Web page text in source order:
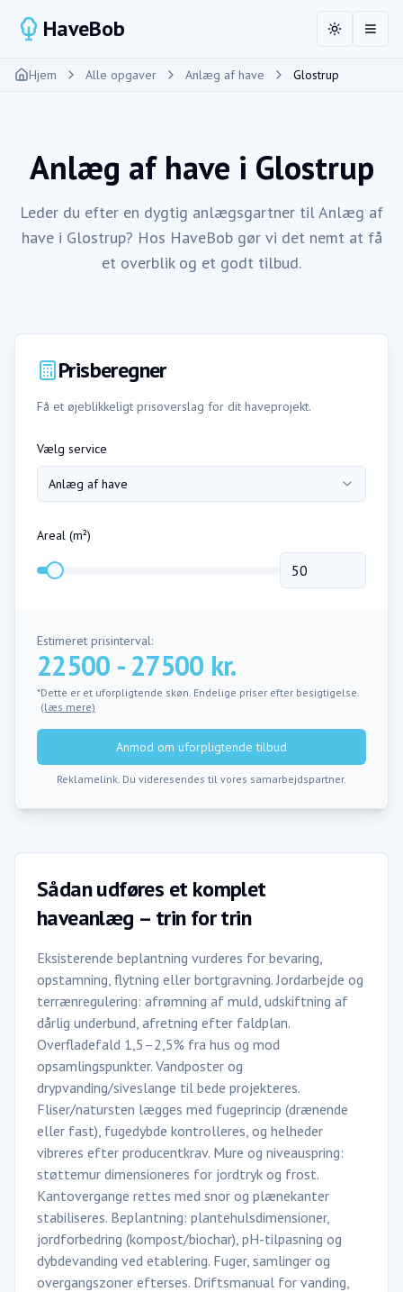
HaveBob ToggleÅbn
Hjem Alle opgaver Anlæg af have Glostrup
Anlæg af have i Glostrup
Leder du efter en dygtig anlægsgartner til Anlæg af
have i Glostrup? Hos HaveBob gør vi det nemt at få
et overblik og et godt tilbud.
Prisberegner
Få et øjeblikkeligt prisoverslag for dit haveprojekt.
Vælg service
Anlæg af have
Areal (m²)
Estimeret prisinterval:
22500 - 27500 kr.
*Dette er et uforpligtende skøn. Endelige priser efter besigtigelse.
(læs mere)
Anmod om uforpligtende tilbud
Reklamelink. Du videresendes til vores samarbejdspartner.
Sådan udføres et komplet
haveanlæg – trin for trin
Eksisterende beplantning vurderes for bevaring,
opstamning, flytning eller bortgravning. Jordarbejde og
terrænregulering: afrømning af muld, udskiftning af
dårlig underbund, afretning efter faldplan.
Overfladefald 1,5–2,5% fra hus og mod
opsamlingspunkter. Vandposter og
drypvanding/siveslange til bede projekteres.
Fliser/natursten lægges med fugeprincip (drænende
eller fast), fugedybde kontrolleres, og helheder
vibreres efter producentkrav. Mure og niveauspring:
støttemur dimensioneres for jordtryk og frost.
Kantovergange rettes med snor og plænekanter
stabiliseres. Beplantning: plantehulsdimensioner,
jordforbedring (kompost/biochar), pH-tilpasning og
dybdevanding ved etablering. Fuger, samlinger og
overgangszoner efterses. Driftsmanual for vanding,